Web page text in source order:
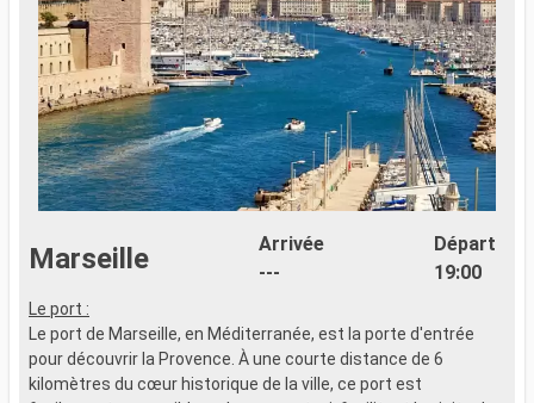
Marseille
Arrivée
---
Départ
19:00
Le port :
Le port de Marseille, en Méditerranée, est la porte d'entrée
pour découvrir la Provence. À une courte distance de 6
kilomètres du cœur historique de la ville, ce port est